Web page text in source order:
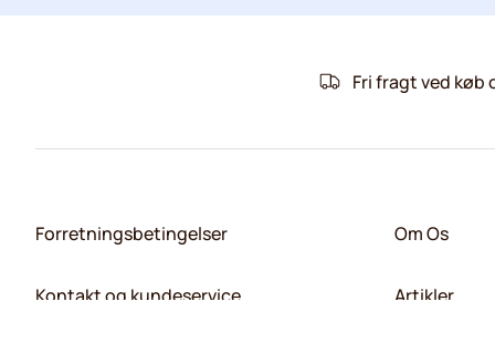
Fri fragt ved køb
Forretningsbetingelser
Kontakt og kundeservice
Om Os
Artikler